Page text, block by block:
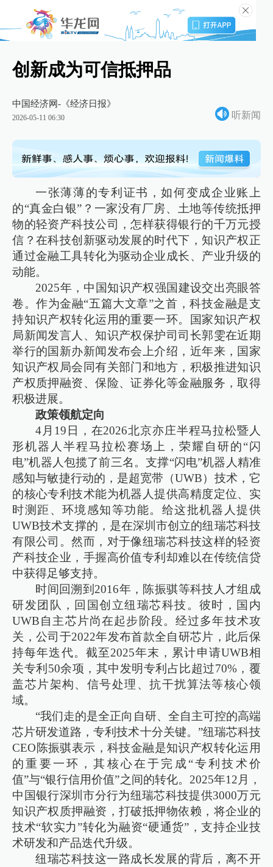
创新成为可信抵押品
中国经济网-《经济日报》
2026-05-11 06:30 听新闻
一张薄薄的专利证书，如何变成企业账上
的“真金白银”？一家没有厂房、土地等传统抵押
物的轻资产科技公司，怎样获得银行的千万元授
信？在科技创新驱动发展的时代下，知识产权正
通过金融工具转化为驱动企业成长、产业升级的
动能。
2025年，中国知识产权强国建设交出亮眼答
卷。作为金融“五篇大文章”之首，科技金融是支
持知识产权转化运用的重要一环。国家知识产权
局新闻发言人、知识产权保护司司长郭雯在近期
举行的国新办新闻发布会上介绍，近年来，国家
知识产权局会同有关部门和地方，积极推进知识
产权质押融资、保险、证券化等金融服务，取得
积极进展。
政策领航定向
4月19日，在2026北京亦庄半程马拉松暨人
形机器人半程马拉松赛场上，荣耀自研的“闪
电”机器人包揽了前三名。支撑“闪电”机器人精准
感知与敏捷行动的，是超宽带（UWB）技术，它
的核心专利技术能为机器人提供高精度定位、实
时测距、环境感知等功能。给这批机器人提供
UWB技术支撑的，是在深圳市创立的纽瑞芯科技
有限公司。然而，对于像纽瑞芯科技这样的轻资
产科技企业，手握高价值专利却难以在传统信贷
中获得足够支持。
时间回溯到2016年，陈振骐等科技人才组成
研发团队，回国创立纽瑞芯科技。彼时，国内
UWB自主芯片尚在起步阶段。经过多年技术攻
关，公司于2022年发布首款全自研芯片，此后保
持每年迭代。截至2025年末，累计申请UWB相
关专利50余项，其中发明专利占比超过70%，覆
盖芯片架构、信号处理、抗干扰算法等核心领
域。
“我们走的是全正向自研、全自主可控的高端
芯片研发道路，专利技术十分关键。”纽瑞芯科技
CEO陈振骐表示，科技金融是知识产权转化运用
的重要一环，其核心在于完成“专利技术价
值”与“银行信用价值”之间的转化。2025年12月，
中国银行深圳市分行为纽瑞芯科技提供3000万元
知识产权质押融资，打破抵押物依赖，将企业的
技术“软实力”转化为融资“硬通货”，支持企业技
术研发和产品迭代升级。
纽瑞芯科技这一路成长发展的背后，离不开